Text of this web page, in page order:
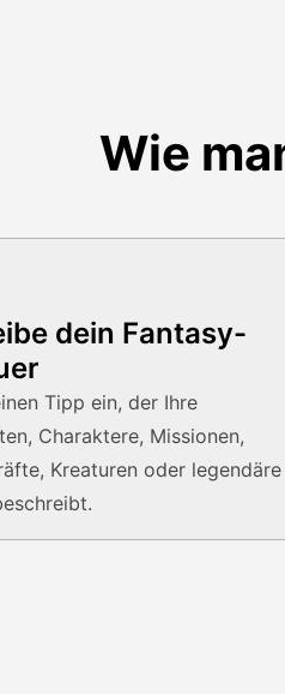
Wie
dein Fantasy-
Tipp ein, der Ihre
Charaktere, Missionen,
Kreaturen oder legendäre